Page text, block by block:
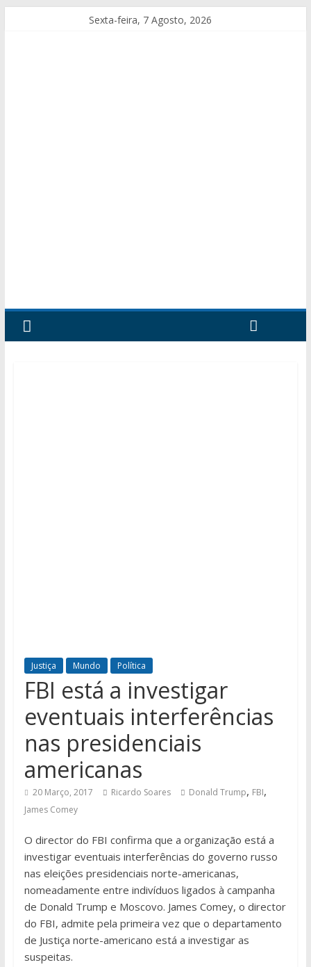
Sexta-feira, 7 Agosto, 2026
Justiça Mundo Política
FBI está a investigar
eventuais interferências
nas presidenciais
americanas
20 Março, 2017 Ricardo Soares Donald Trump, FBI,
James Comey
O director do FBI confirma que a organização está a
investigar eventuais interferências do governo russo
nas eleições presidenciais norte-americanas,
nomeadamente entre indivíduos ligados à campanha
de Donald Trump e Moscovo. James Comey, o director
do FBI, admite pela primeira vez que o departamento
de Justiça norte-americano está a investigar as
suspeitas.